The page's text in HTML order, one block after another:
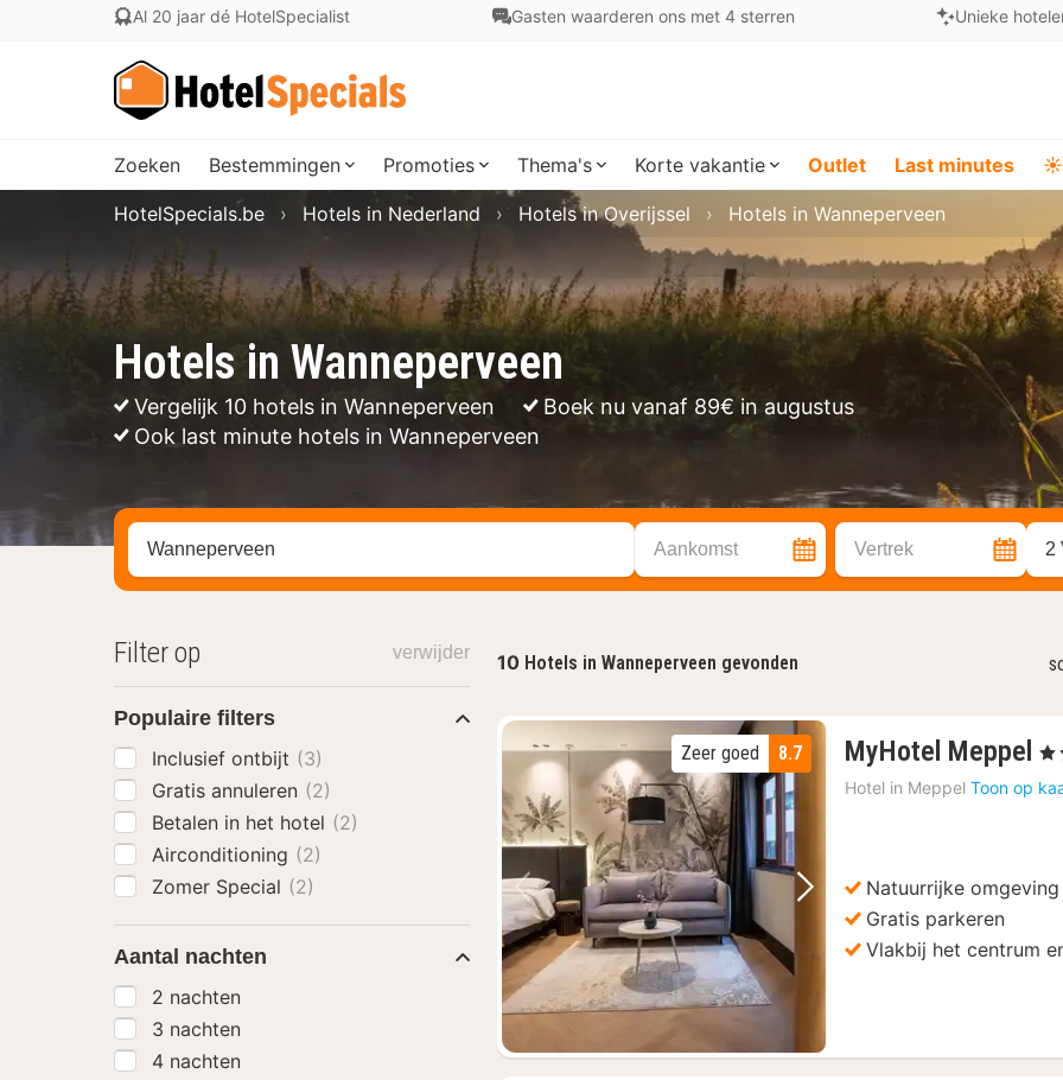
Al 20 jaar dé HotelSpecialist Gasten waarderen ons met 4 sterren Unieke
Zoeken Bestemmingen Promoties Thema's Korte vakantie Outlet Last minutes ☀️
Hotels in Wanneperveen
Vergelijk 10 hotels in Wanneperveen
Boek nu vanaf 89€ in augustus
Ook last minute hotels in Wanneperveen
HotelSpecials.be Hotels in Nederland Hotels in Overijssel Hotels in Wanneperveen
Zoek op hotel, regio of stad Aankomst Vertrek 2
10 Hotels in Wanneperveen gevonden
Vorige foto Volgende foto
8.7
Zeer goed MyHotel Meppel 1
, 4
Hotel in Meppel Toon op
Natuurrijke omgeving
Gratis parkeren
Vlakbij het centrum
Filter op verwijder
Populaire filters
Inclusief ontbijt (3)
Gratis annuleren (2)
Betalen in het hotel (2)
Airconditioning (2)
Zomer Special (2)
Aantal nachten
2 nachten
3 nachten
4 nachten